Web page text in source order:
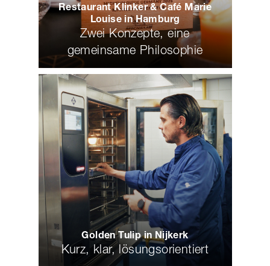
Restaurant Klinker & Café Marie
Louise in Hamburg
Zwei Konzepte, eine
gemeinsame Philosophie
Golden Tulip in Nijkerk
Kurz, klar, lösungsorientiert